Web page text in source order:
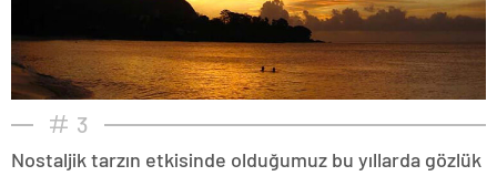
3
Nostaljik tarzın etkisinde olduğumuz bu yıllarda gözlük